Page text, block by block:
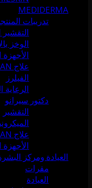
MEDIDERMA
تدريبات
التقشير
الوخز
الأجهزة
علاج PAN
الفيلرز
الرعاية
دكتور سيرانو
التقشير
علاج PAN
الأجهزة
العيادة ومركز
مقرات
العيادة